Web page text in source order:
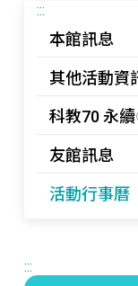
:::
本館訊息
其他活動資
科教70 永
友館訊息
活動行事曆
:::